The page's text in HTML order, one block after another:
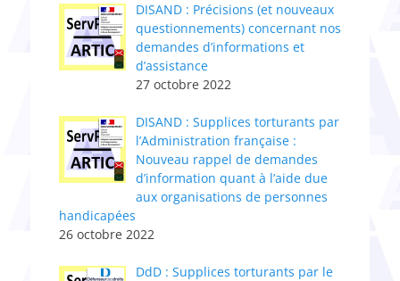
DISAND : Précisions (et nouveaux
questionnements) concernant nos
demandes d’informations et
d’assistance
27 octobre 2022
DISAND : Supplices torturants par
l’Administratio​n​ française :
Nouveau rappel de demandes
d’information quant à l’aide due
aux organisations de personnes
handicapées
26 octobre 2022
DdD : Supplices torturants par le